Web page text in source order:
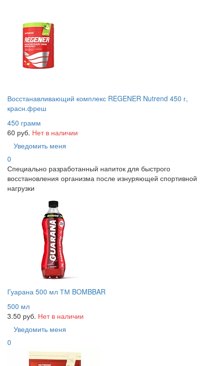
Восстанавливающий комплекс REGENER Nutrend 450 г,
красн.фреш
450 грамм
60 руб. Нет в наличии
Уведомить меня
0
Специально разработанный напиток для быстрого
восстановления организма после изнуряющей спортивной
нагрузки
Гуарана 500 мл ТМ BOMBBAR
500 мл
3.50 руб. Нет в наличии
Уведомить меня
0